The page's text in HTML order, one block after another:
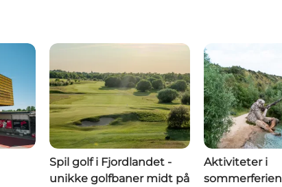
Spil golf i Fjordlandet -
unikke golfbaner midt på
Aktiviteter i
sommerferien